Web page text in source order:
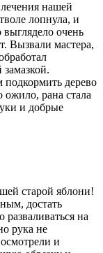
нашей
лопнула, и
очень
Вызвали мастера,
подкормить дерево
рана стала
и добрые
старой яблони!
достать
на
рука не
и